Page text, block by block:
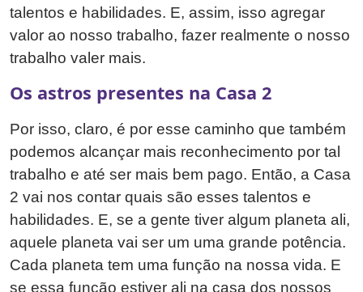
talentos e habilidades. E, assim, isso agregar
valor ao nosso trabalho, fazer realmente o nosso
trabalho valer mais.
Os astros presentes na Casa 2
Por isso, claro, é por esse caminho que também
podemos alcançar mais reconhecimento por tal
trabalho e até ser mais bem pago. Então, a Casa
2 vai nos contar quais são esses talentos e
habilidades. E, se a gente tiver algum planeta ali,
aquele planeta vai ser um uma grande potência.
Cada planeta tem uma função na nossa vida. E
se essa função estiver ali na casa dos nossos